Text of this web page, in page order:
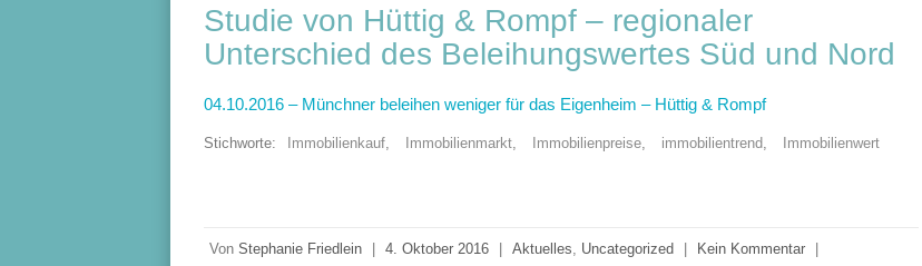
Studie von Hüttig & Rompf – regionaler
Unterschied des Beleihungswertes Süd und Nord
04.10.2016 – Münchner beleihen weniger für das Eigenheim – Hüttig & Rompf
Stichworte: Immobilienkauf, Immobilienmarkt, Immobilienpreise, immobilientrend, Immobilienwert
Von Stephanie Friedlein 4. Oktober 2016 Aktuelles, Uncategorized Kein Kommentar